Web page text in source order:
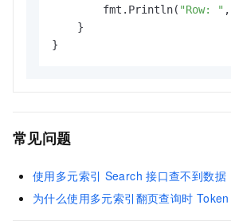
        fmt.Println(
"Row: " ,
    }
}
常见问题
使用多元索引 Search 接口查不到数据
为什么使用多元索引翻页查询时 Token